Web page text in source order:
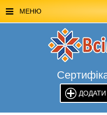
МЕНЮ
МАГАЗИН ВСІМОСВІТА
СТЕНДИ ВСІМОСВІТА
РЕКЛАМА НА САЙТІ
ДОДАТИ